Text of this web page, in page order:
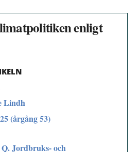
enligt
Lindh
(årgång 53)
Q. Jordbruks- och